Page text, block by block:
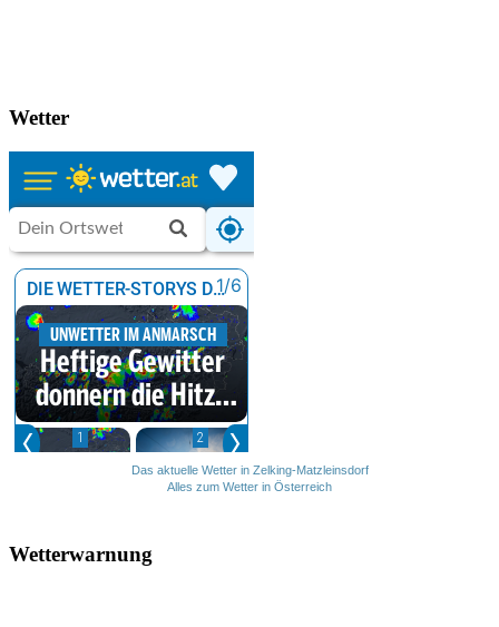
Wetter
Das aktuelle Wetter in Zelking-Matzleinsdorf
Alles zum Wetter in Österreich
Wetterwarnung